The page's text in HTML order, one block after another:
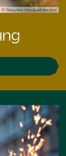
© Gianpiero | stock.adobe.com